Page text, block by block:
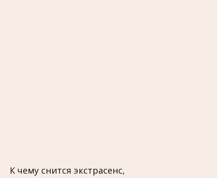
К чему снится экстрасенс,